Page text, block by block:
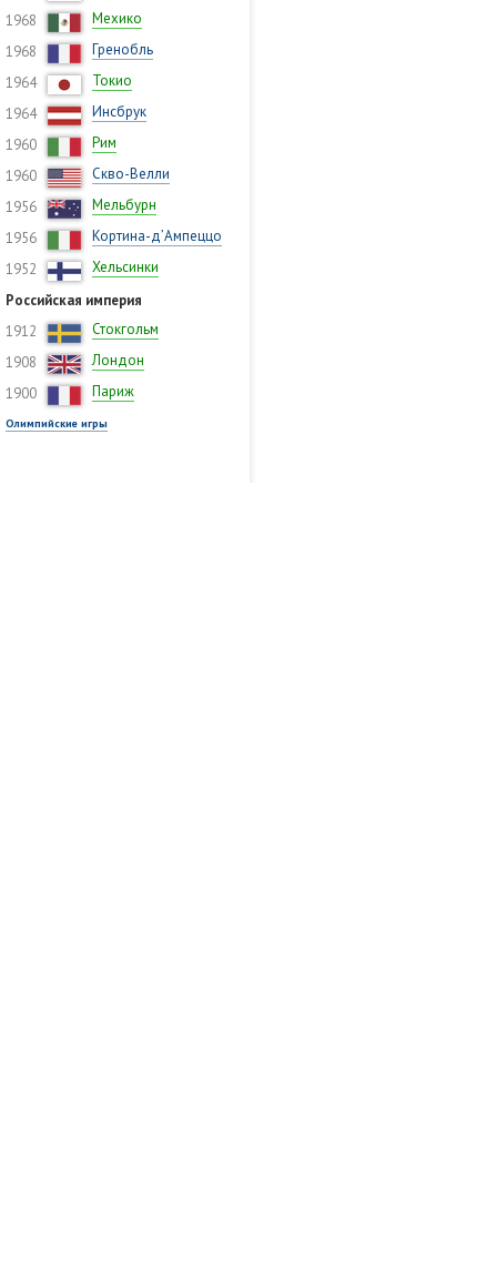
1968
Мехико
1968
Гренобль
1964
Токио
1964
Инсбрук
1960
Рим
1960
Скво-Велли
1956
Мельбурн
1956
Кортина-д’Ампеццо
1952
Хельсинки
Российская империя
1912
Стокгольм
1908
Лондон
1900
Париж
Олимпийские игры